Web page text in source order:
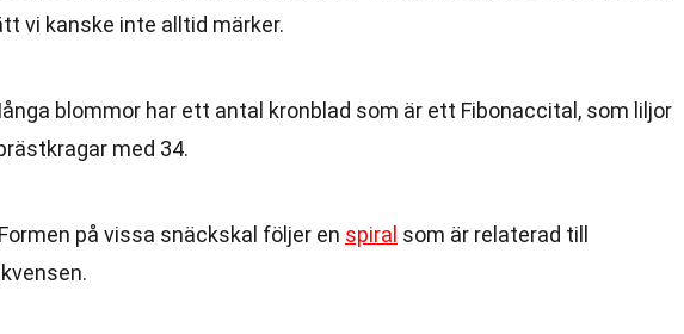
vi kanske inte alltid märker.
blommor har ett antal kronblad som är ett Fibonaccital, som liljor
med 34.
på vissa snäckskal följer en spiral som är relaterad till